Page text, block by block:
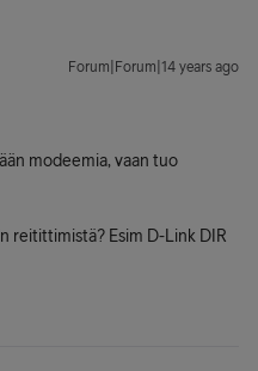
Forum|Forum|14 years ago
modeemia, vaan tuo
reitittimistä? Esim D-Link DIR